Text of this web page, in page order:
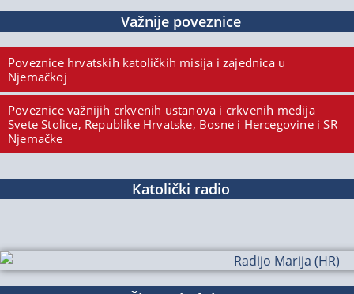
Važnije poveznice
Poveznice hrvatskih katoličkih misija i zajednica u
Njemačkoj
Poveznice važnijih crkvenih ustanova i crkvenih medija
Svete Stolice, Republike Hrvatske, Bosne i Hercegovine i SR
Njemačke
Katolički radio